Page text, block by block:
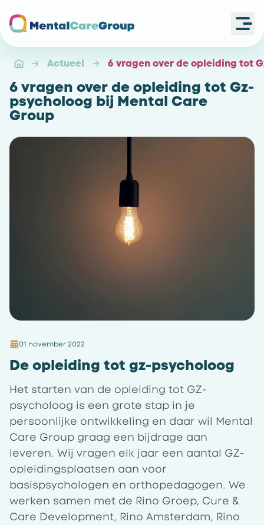
Actueel 6 vragen over de opleiding tot
6 vragen over de opleiding tot Gz-
psycholoog bij Mental Care
Group
01 november 2022
De opleiding tot gz-psycholoog
Het starten van de opleiding tot GZ-
psycholoog is een grote stap in je
persoonlijke ontwikkeling en daar wil Mental
Care Group graag een bijdrage aan
leveren. Wij vragen elk jaar een aantal GZ-
opleidingsplaatsen aan voor
basispsychologen en orthopedagogen. We
werken samen met de Rino Groep, Cure &
Care Development, Rino Amsterdam, Rino